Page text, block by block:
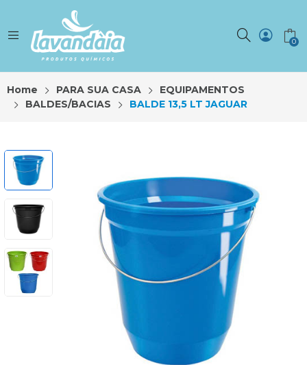
0
Home PARA SUA CASA
EQUIPAMENTOS
BALDES/BACIAS
BALDE 13,5 LT JAGUAR